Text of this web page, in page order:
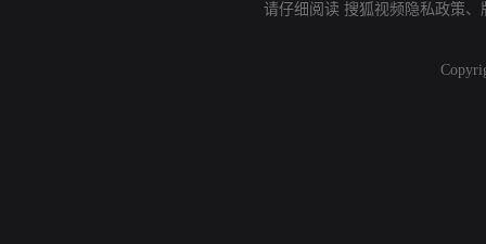
请仔细阅读 搜狐视频隐私政策、